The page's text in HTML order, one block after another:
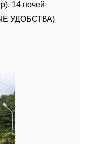
14 ночей
УДОБСТВА)